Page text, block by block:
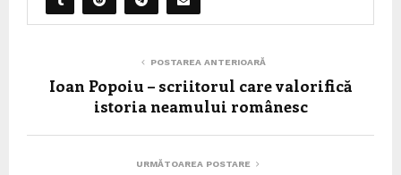
POSTAREA ANTERIOARĂ
Ioan Popoiu – scriitorul care valorifică
istoria neamului românesc
URMĂTOAREA POSTARE